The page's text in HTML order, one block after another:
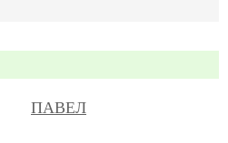
ПАВЕЛ